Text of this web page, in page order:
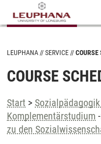
LEUPHANA SERVICE COURSE
COURSE
Start >
Komplementärstudium
zu den